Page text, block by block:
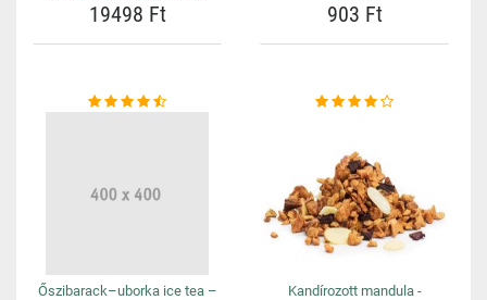
19498 Ft 903 Ft
Őszibarack–uborka ice tea –
Kandírozott mandula -